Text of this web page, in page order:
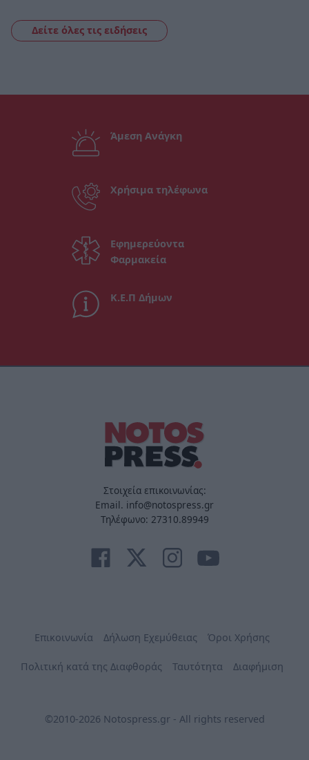
Δείτε όλες τις ειδήσεις
Άμεση Ανάγκη
Χρήσιμα τηλέφωνα
Εφημερεύοντα
Φαρμακεία
Κ.Ε.Π Δήμων
Στοιχεία επικοινωνίας:
Email. info@notospress.gr
Τηλέφωνο: 27310.89949
Επικοινωνία Δήλωση Εχεμύθειας Όροι Χρήσης
Πολιτική κατά της Διαφθοράς Ταυτότητα Διαφήμιση
©2010-2026 Notospress.gr - All rights reserved